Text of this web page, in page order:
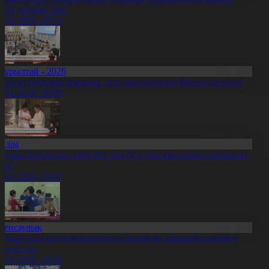
мүмкін емес
20:12
- 2026
реформа: Ата Заң мәтінінің 84%-ы өзгереді
20:09
Белоусова әлемдегі топ-50 үздік мұғалімнің қатарына
20:07
балаларға мемлекеттен бөлінетін қаржыны көбейту
20:05